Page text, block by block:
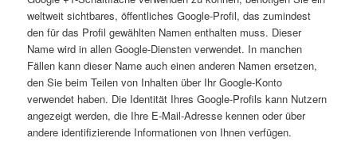
weltweit sichtbares, öffentliches Google-Profil, das zumindest
den für das Profil gewählten Namen enthalten muss. Dieser
Name wird in allen Google-Diensten verwendet. In manchen
Fällen kann dieser Name auch einen anderen Namen ersetzen,
den Sie beim Teilen von Inhalten über Ihr Google-Konto
verwendet haben. Die Identität Ihres Google-Profils kann Nutzern
angezeigt werden, die Ihre E-Mail-Adresse kennen oder über
andere identifizierende Informationen von Ihnen verfügen.